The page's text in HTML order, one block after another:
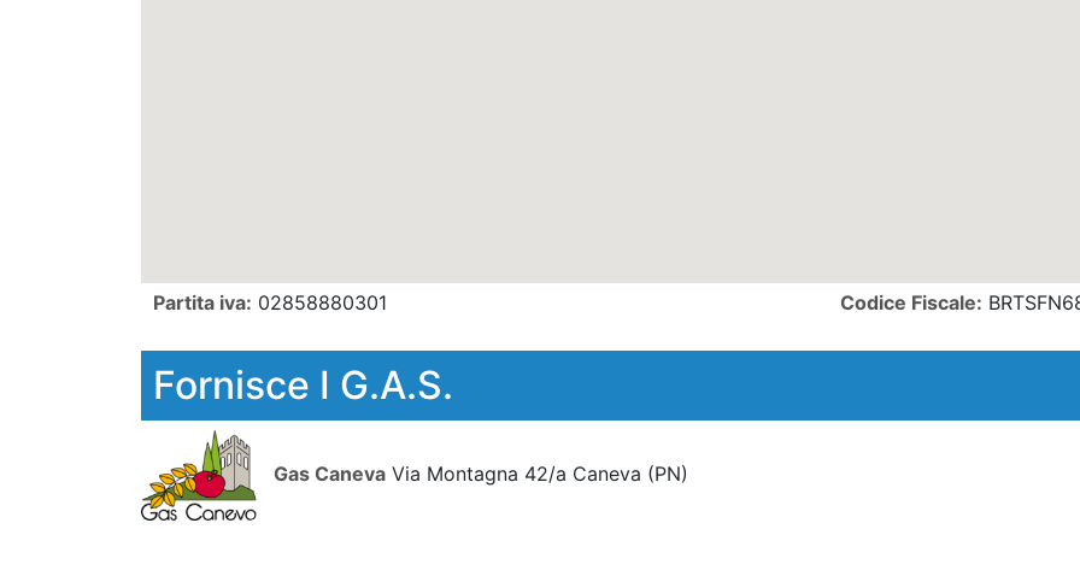
Partita iva: 02858880301 Codice Fiscale:
Fornisce I G.A.S.
Gas Caneva Via Montagna 42/a Caneva (PN)